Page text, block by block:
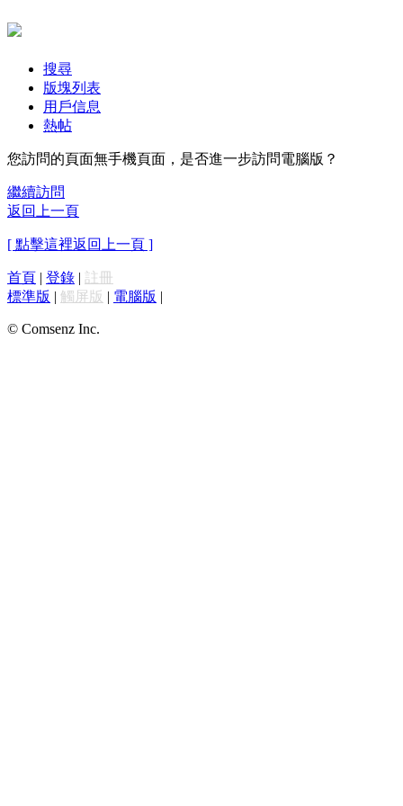
搜尋
版塊列表
用戶信息
熱帖
您訪問的頁面無手機頁面，是否進一步訪問電腦版？
繼續訪問
返回上一頁
[ 點擊這裡返回上一頁 ]
首頁 | 登錄 | 註冊
標準版 | 觸屏版 | 電腦版 |
© Comsenz Inc.